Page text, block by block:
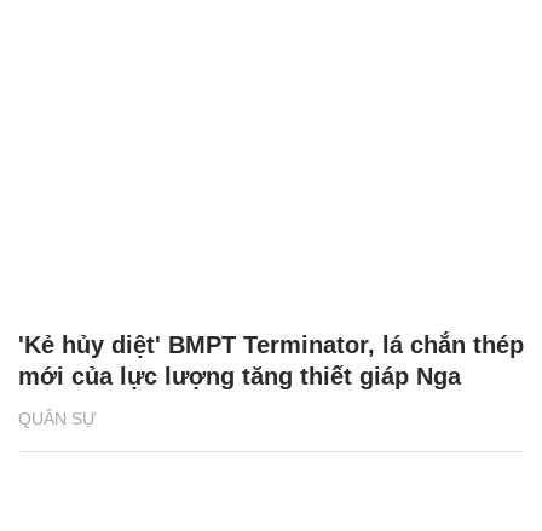
QUÂN SỰ
'Kẻ hủy diệt' BMPT Terminator, lá chắn thép
mới của lực lượng tăng thiết giáp Nga